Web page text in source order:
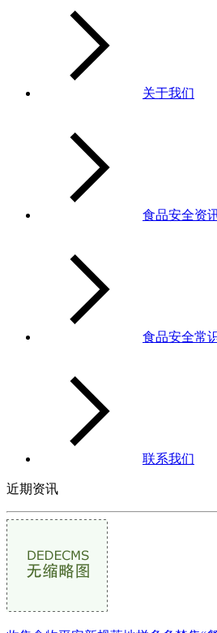
关于我们
食品安全资
食品安全常
联系我们
近期资讯